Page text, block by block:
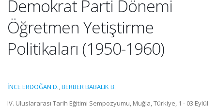
Demokrat Parti Dönemi
Öğretmen Yetiştirme
Politikaları (1950-1960)
İNCE ERDOĞAN D.,BERBER BABALIK B.
IV. Uluslararası Tarih Eğitimi Sempozyumu, Muğla, Türkiye, 1 - 03 Eylül